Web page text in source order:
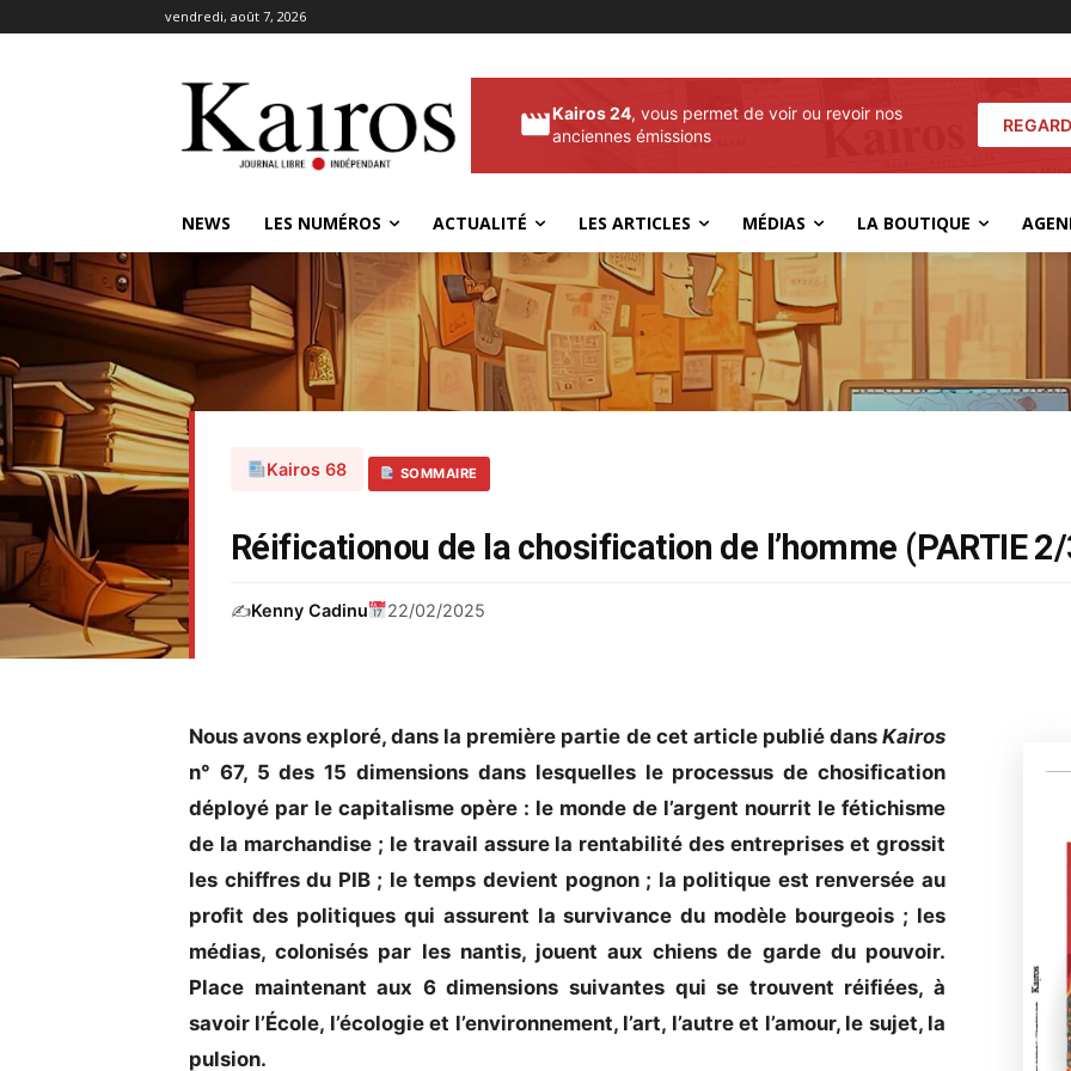
vendredi, août 7, 2026
Kairos 24, vous permet de voir ou revoir nos
anciennes émissions
NEWS LES NUMÉROS ACTUALITÉ LES ARTICLES MÉDIAS LA BOUTIQUE
Kairos 68 SOMMAIRE
Réificationou de la chosification de l’homme (PARTIE
✍️Kenny Cadinu 22/02/2025
Nous avons exploré, dans la première partie de cet article publié dans Kairos
n° 67, 5 des 15 dimensions dans lesquelles le processus de chosification
déployé par le capitalisme opère : le monde de l’argent nourrit le fétichisme
de la marchandise ; le travail assure la rentabilité des entreprises et grossit
les chiffres du PIB ; le temps devient pognon ; la politique est renversée au
profit des politiques qui assurent la survivance du modèle bourgeois ; les
médias, colonisés par les nantis, jouent aux chiens de garde du pouvoir.
Place maintenant aux 6 dimensions suivantes qui se trouvent réifiées, à
savoir l’École, l’écologie et l’environnement, l’art, l’autre et l’amour, le sujet, la
pulsion.